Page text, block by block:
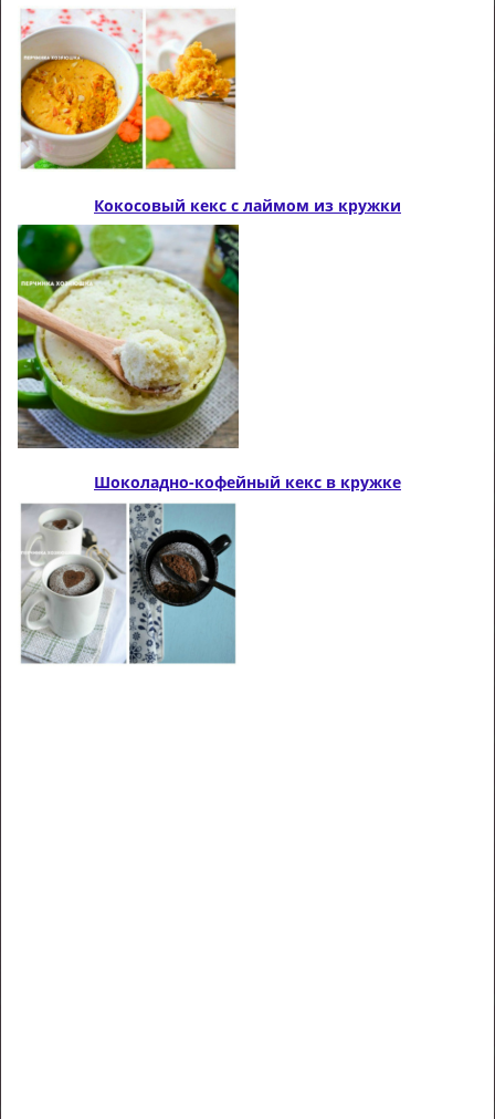
Кокосовый кекс с лаймом из кружки
Шоколадно-кофейный кекс в кружке